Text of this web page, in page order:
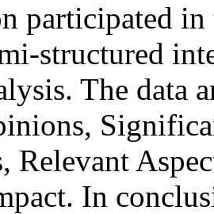
participated
structured
The data
Relevant
In